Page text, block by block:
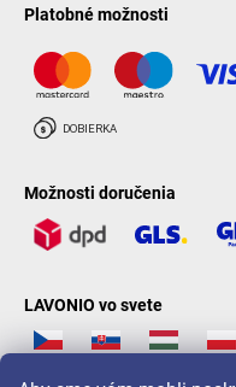
Platobné možnosti
Možnosti doručenia
LAVONIO vo svete